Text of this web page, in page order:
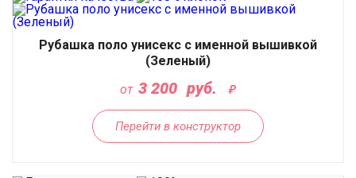
Рубашка поло унисекс с именной вышивкой
(Зеленый)
от 3 200 руб.
Перейти в конструктор